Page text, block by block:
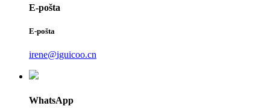
E-pošta
E-pošta
irene@iguicoo.cn
WhatsApp